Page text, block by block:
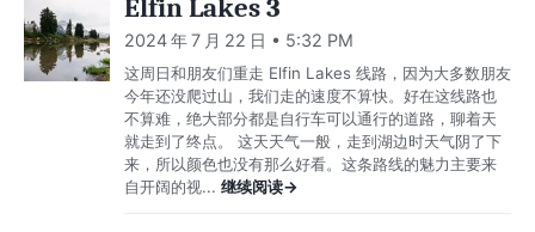
Elfin Lakes 3
2024 年 7 月 22 日 • 5:32 PM
这周日和朋友们重走 Elfin Lakes 线路，因为大多数朋友
今年还没爬过山，我们走的速度不算快。好在这线路也
不算难，绝大部分都是自行车可以通行的道路，聊着天
就走到了终点。 这天天气一般，走到湖边时天气阴了下
来，所以颜色也没有那么好看。这条路线的魅力主要来
自开阔的视... 继续阅读→